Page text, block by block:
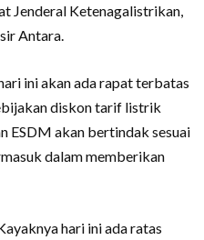
Jenderal Ketenagalistrikan,
Antara.
ini akan ada rapat terbatas
diskon tarif listrik
ESDM akan bertindak sesuai
dalam memberikan
hari ini ada ratas